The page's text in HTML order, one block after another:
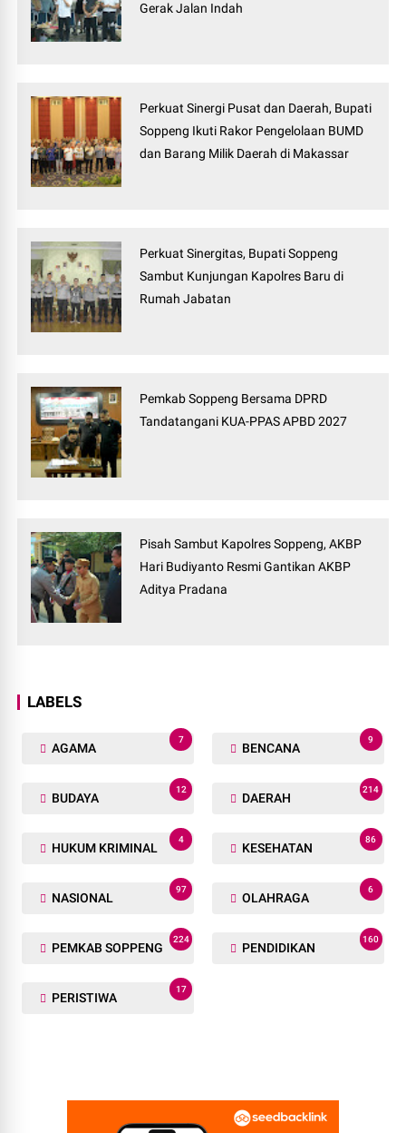
Gerak Jalan Indah
Perkuat Sinergi Pusat dan Daerah, Bupati
Soppeng Ikuti Rakor Pengelolaan BUMD
dan Barang Milik Daerah di Makassar
Perkuat Sinergitas, Bupati Soppeng
Sambut Kunjungan Kapolres Baru di
Rumah Jabatan
Pemkab Soppeng Bersama DPRD
Tandatangani KUA-PPAS APBD 2027
Pisah Sambut Kapolres Soppeng, AKBP
Hari Budiyanto Resmi Gantikan AKBP
Aditya Pradana
LABELS
AGAMA
7
BENCANA
9
BUDAYA
12
DAERAH
214
HUKUM KRIMINAL
4
KESEHATAN
86
NASIONAL
97
OLAHRAGA
6
PEMKAB SOPPENG
224
PENDIDIKAN
160
PERISTIWA
17